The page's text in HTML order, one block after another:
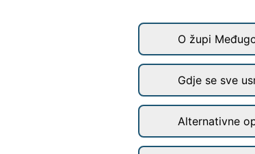
O župi
Gdje se sve
Alternativne